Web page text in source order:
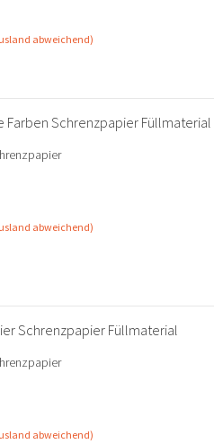
abweichend)
Farben Schrenzpapier Füllmaterial
abweichend)
Schrenzpapier Füllmaterial
abweichend)